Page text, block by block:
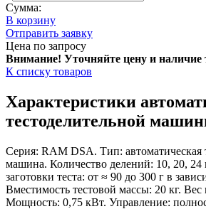
Сумма:
В корзину
Отправить заявку
Цена по запросу
Внимание! Уточняйте цену и наличие
К списку товаров
Характеристики
тестоделительной
Серия: RAM DSA. Тип: автоматическая
машина. Количество делений: 10, 20, 24
заготовки теста: от ≈ 90 до 300 г в
Вместимость тестовой массы: 20 кг.
Мощность: 0,75 кВт. Управление: